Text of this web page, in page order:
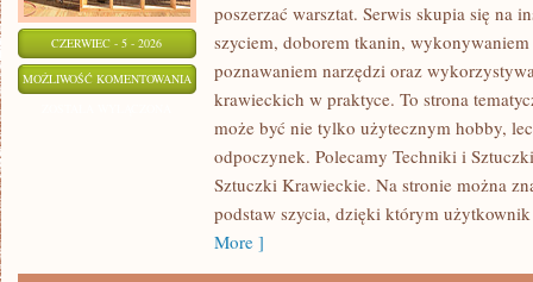
CZERWIEC - 5 - 2026
MOŻLIWOŚĆ KOMENTOWANIA
SZYCIE
ZERO
WASTE
poszerzać warsztat. Serwis skupia się na
szyciem, doborem tkanin,
poznawaniem narzędzi oraz
krawieckich w praktyce. To strona
może być nie tylko użytecznym hobby,
odpoczynek. Polecamy Techniki i
Sztuczki Krawieckie. Na stronie można
podstaw szycia, dzięki którym
More ]